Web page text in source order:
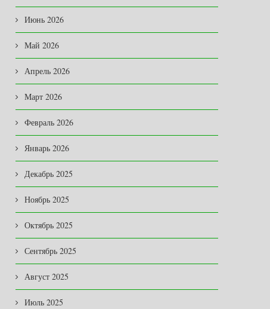
Июнь 2026
Май 2026
Апрель 2026
Март 2026
Февраль 2026
Январь 2026
Декабрь 2025
Ноябрь 2025
Октябрь 2025
Сентябрь 2025
Август 2025
Июль 2025